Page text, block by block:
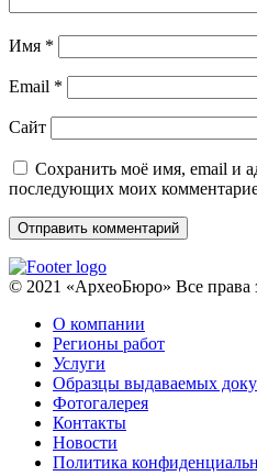
Имя *
Email *
Сайт
Сохранить моё имя, email и
последующих моих
© 2021 «АрхеоБюро» Все
О компании
Регионы работ
Услуги
Образцы выдаваемых
Фотогалерея
Контакты
Новости
Политика